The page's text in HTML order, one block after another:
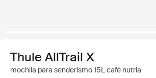
Thule AllTrail X
mochila para senderismo 15L café nutria